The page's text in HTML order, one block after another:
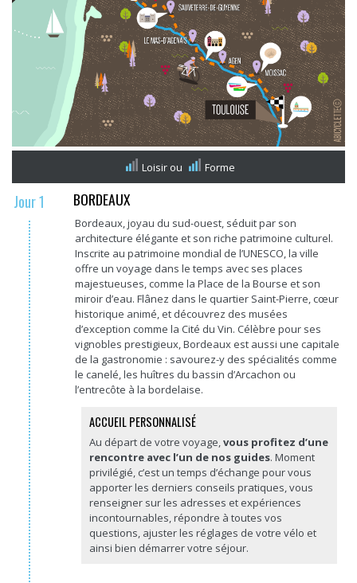
Loisir ou Forme
Jour 1 BORDEAUX
Bordeaux, joyau du sud-ouest, séduit par son
architecture élégante et son riche patrimoine culturel.
Inscrite au patrimoine mondial de l’UNESCO, la ville
offre un voyage dans le temps avec ses places
majestueuses, comme la Place de la Bourse et son
miroir d’eau. Flânez dans le quartier Saint-Pierre, cœur
historique animé, et découvrez des musées
d’exception comme la Cité du Vin. Célèbre pour ses
vignobles prestigieux, Bordeaux est aussi une capitale
de la gastronomie : savourez-y des spécialités comme
le canelé, les huîtres du bassin d’Arcachon ou
l’entrecôte à la bordelaise.
ACCUEIL PERSONNALISÉ
Au départ de votre voyage,vous profitez d’une
rencontre avec l’un de nos guides. Moment
privilégié, c’est un temps d’échange pour vous
apporter les derniers conseils pratiques, vous
renseigner sur les adresses et expériences
incontournables, répondre à toutes vos
questions, ajuster les réglages de votre vélo et
ainsi bien démarrer votre séjour.